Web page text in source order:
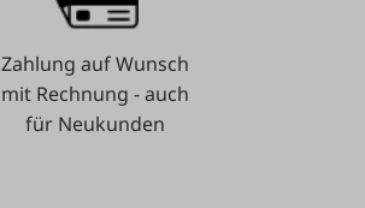
Zahlung auf Wunsch
mit Rechnung - auch
für Neukunden